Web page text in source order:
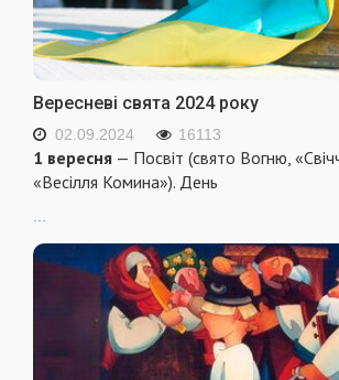
Вересневі свята 2024 року
02.09.2024 16113
1 вересня — Посвіт (свято Вогню,
«Весілля Комина»). День